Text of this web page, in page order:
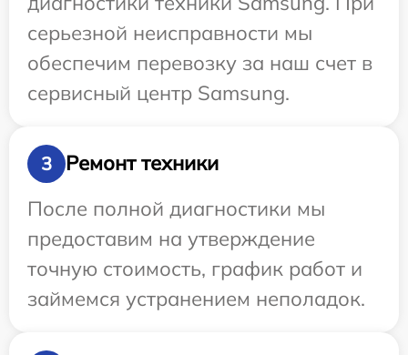
серьезной неисправности мы
обеспечим перевозку за наш счет в
сервисный центр Samsung.
3
Ремонт техники
После полной диагностики мы
предоставим на утверждение
точную стоимость, график работ и
займемся устранением неполадок.